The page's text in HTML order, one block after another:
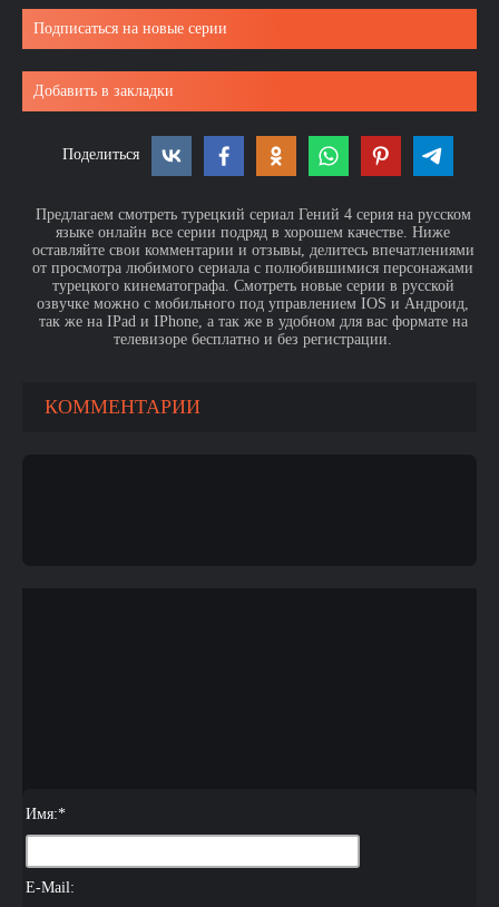
Подписаться на новые серии
Добавить в закладки
Поделиться
Предлагаем смотреть турецкий сериал Гений 4 серия на русском
языке онлайн все серии подряд в хорошем качестве. Ниже
оставляйте свои комментарии и отзывы, делитесь впечатлениями
от просмотра любимого сериала с полюбившимися персонажами
турецкого кинематографа. Смотреть новые серии в русской
озвучке можно с мобильного под управлением IOS и Андроид,
так же на IPad и IPhone, а так же в удобном для вас формате на
телевизоре бесплатно и без регистрации.
КОММЕНТАРИИ
Имя:*
E-Mail: